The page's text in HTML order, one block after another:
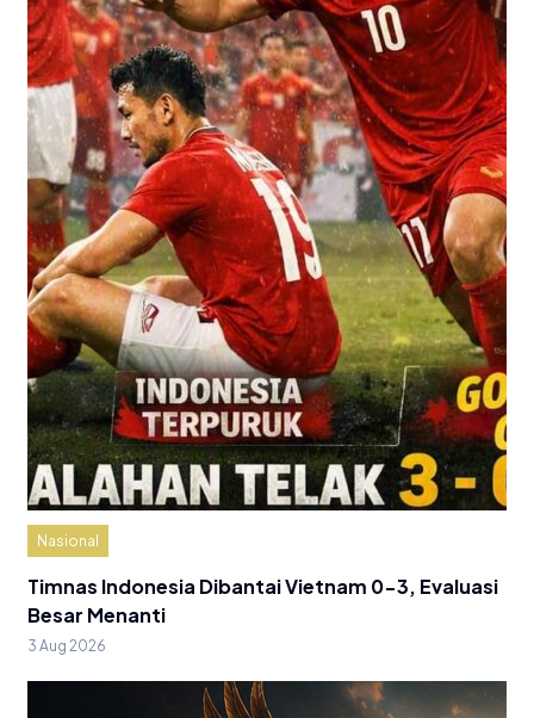
Nasional
Timnas Indonesia Dibantai Vietnam 0-3, Evaluasi
Besar Menanti
3 Aug 2026